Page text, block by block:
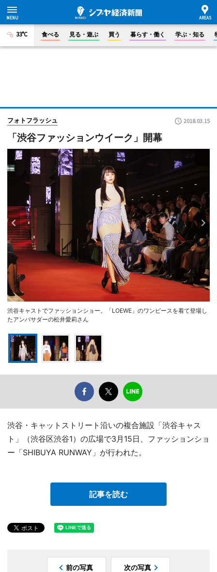
33°C 食べる 見る・遊ぶ 買う 暮らす・働く 学ぶ・知る
フォトフラッシュ 2018.03.15
「渋谷ファッションウイーク」開幕
渋谷キャストでファッションショー。「LOEWE」のワンピースを着て登場し
たアンバサダーの松井愛莉さん
渋谷・キャットストリート沿いの複合施設「渋谷キャス
ト」（渋谷区渋谷1）の広場で3月15日、ファッションショ
ー「SHIBUYA RUNWAY」が行われた。
記事を読む
前の写真 次の写真